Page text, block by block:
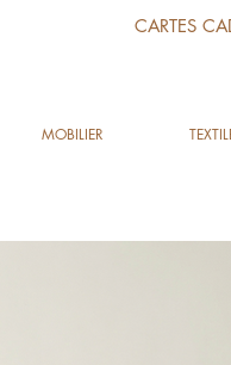
CARTES
MOBILIER